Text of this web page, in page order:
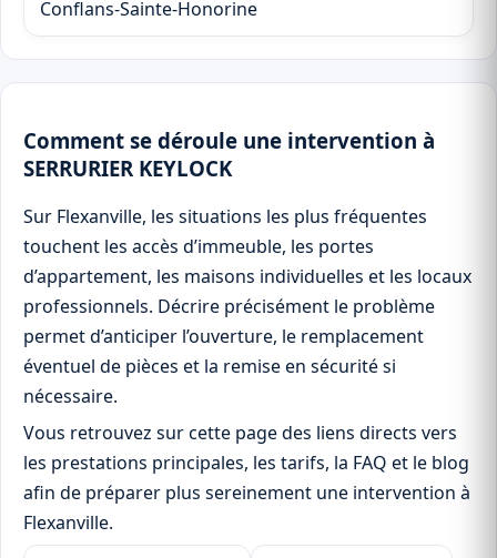
Conflans-Sainte-Honorine
Comment se déroule une intervention à
SERRURIER KEYLOCK
Sur Flexanville, les situations les plus fréquentes
touchent les accès d’immeuble, les portes
d’appartement, les maisons individuelles et les locaux
professionnels. Décrire précisément le problème
permet d’anticiper l’ouverture, le remplacement
éventuel de pièces et la remise en sécurité si
nécessaire.
Vous retrouvez sur cette page des liens directs vers
les prestations principales, les tarifs, la FAQ et le blog
afin de préparer plus sereinement une intervention à
Flexanville.